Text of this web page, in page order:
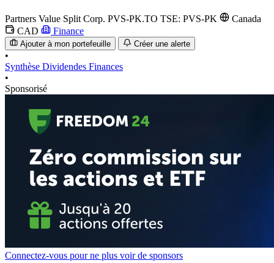
Partners Value Split Corp. PVS-PK.TO TSE: PVS-PK
Canada
CAD
Finance
Ajouter à mon portefeuille Créer une alerte
•
Synthèse Dividendes Finances
•
Sponsorisé
Connectez-vous pour ne plus voir de sponsors